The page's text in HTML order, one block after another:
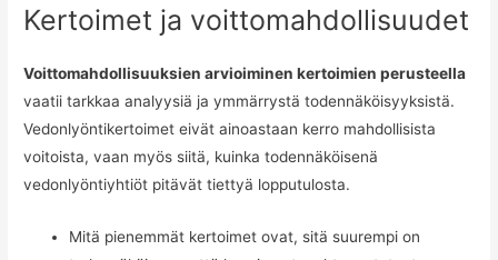
Kertoimet ja voittomahdollisuudet
Voittomahdollisuuksien arvioiminen kertoimien perusteella
vaatii tarkkaa analyysiä ja ymmärrystä todennäköisyyksistä.
Vedonlyöntikertoimet eivät ainoastaan kerro mahdollisista
voitoista, vaan myös siitä, kuinka todennäköisenä
vedonlyöntiyhtiöt pitävät tiettyä lopputulosta.
Mitä pienemmät kertoimet ovat, sitä suurempi on